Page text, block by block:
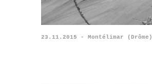
23.11.2015 - Montélimar (Drôme)